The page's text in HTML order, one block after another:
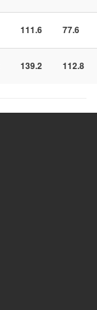
111.6 77.6
139.2 112.8